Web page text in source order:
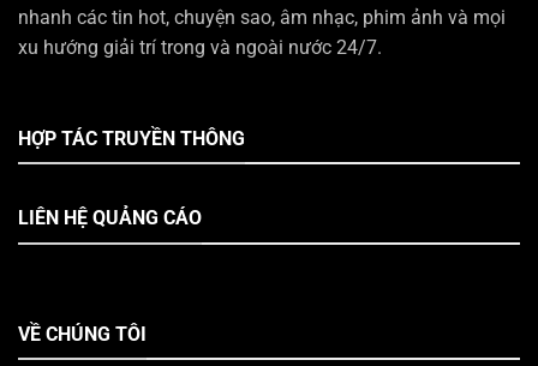
nhanh các tin hot, chuyện sao, âm nhạc, phim ảnh và mọi
xu hướng giải trí trong và ngoài nước 24/7.
HỢP TÁC TRUYỀN THÔNG
LIÊN HỆ QUẢNG CÁO
VỀ CHÚNG TÔI